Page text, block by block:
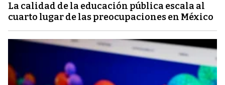
La calidad de la educación pública escala al
cuarto lugar de las preocupaciones en México